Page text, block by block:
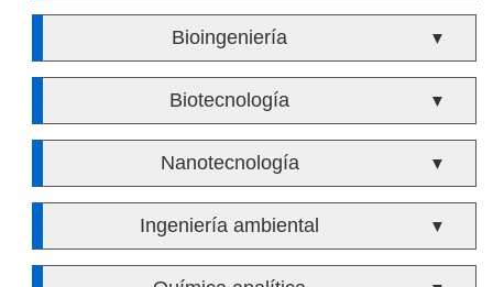
Bioingeniería ▼
Biotecnología ▼
Nanotecnología ▼
Ingeniería ambiental ▼